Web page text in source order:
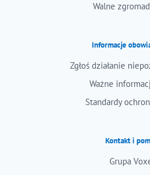
Walne
Informacje
Zgłoś działanie
Ważne
Standardy
Kontakt i
Grupa